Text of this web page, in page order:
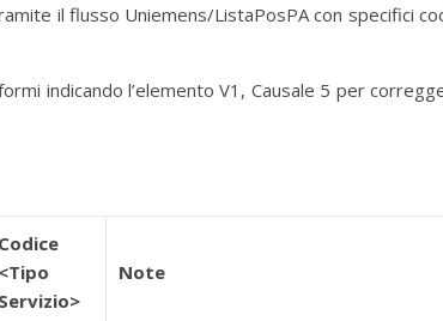
il flusso Uniemens/ListaPosPA con specifici
indicando l’elemento V1, Causale 5 per
Codice
<Tipo
Servizio>
Note